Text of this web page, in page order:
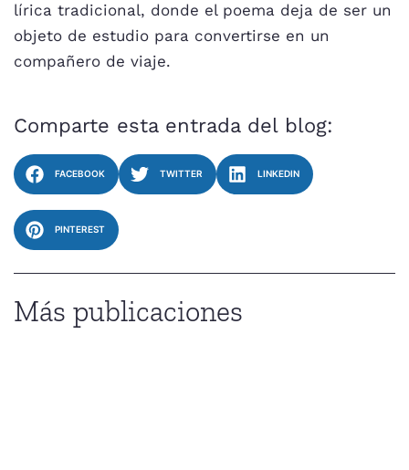
lírica tradicional, donde el poema deja de ser un
objeto de estudio para convertirse en un
compañero de viaje.
Comparte esta entrada del blog:
FACEBOOK TWITTER LINKEDIN
PINTEREST
Más publicaciones